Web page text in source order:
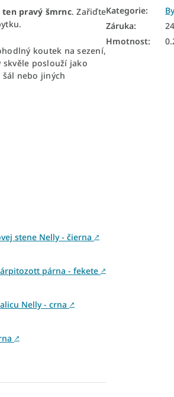
pravý šmrnc. Zařiďte
koutek na sezení,
poslouží jako
nebo jiných
stene Nelly - čierna ↗
párna - fekete ↗
Nelly - crna ↗
↗
Kategorie:
Záruka:
24
Hmotnost: